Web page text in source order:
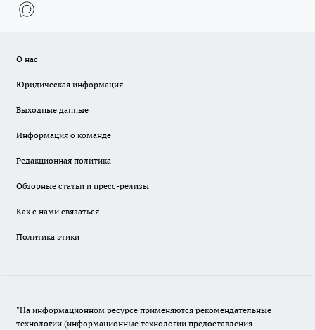
О нас
Юридическая информация
Выходные данные
Информация о команде
Редакционная политика
Обзорные статьи и пресс-релизы
Как с нами связаться
Политика этики
"На информационном ресурсе применяются рекомендательные
технологии (информационные технологии предоставления